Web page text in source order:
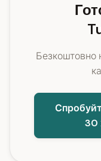
Безкоштовно
30